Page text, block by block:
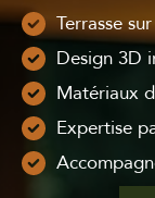
Terrasse
Design 3D
Matériaux
Expertise